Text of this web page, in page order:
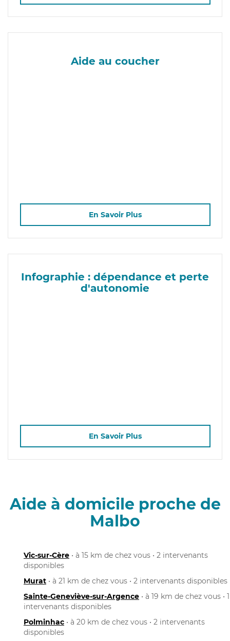
Aide au coucher
En Savoir Plus
Infographie : dépendance et perte
d'autonomie
En Savoir Plus
Aide à domicile proche de
Malbo
Vic-sur-Cère • à 15 km de chez vous • 2 intervenants
disponibles
Murat • à 21 km de chez vous • 2 intervenants disponibles
Sainte-Geneviève-sur-Argence • à 19 km de chez vous • 1
intervenants disponibles
Polminhac • à 20 km de chez vous • 2 intervenants
disponibles